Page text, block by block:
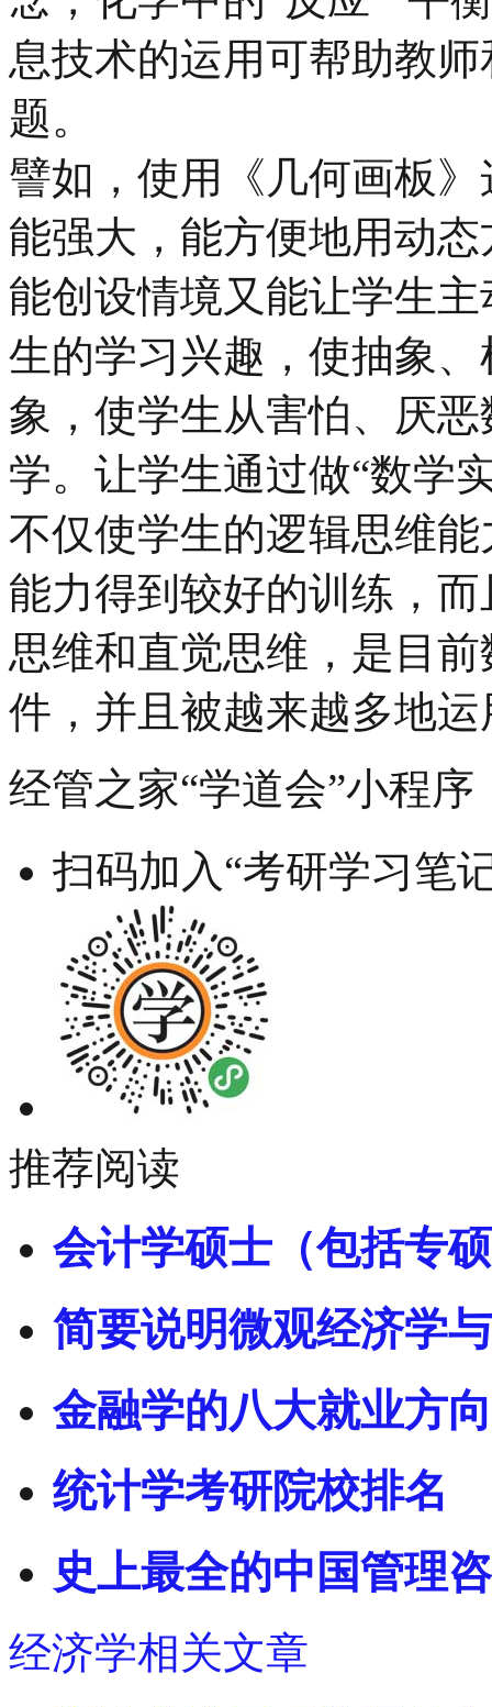
息技术的运用可帮助教
题。
譬如，使用《几何画板
能强大，能方便地用动
能创设情境又能让学生
生的学习兴趣，使抽象
象，使学生从害怕、厌
学。让学生通过做“数学
不仅使学生的逻辑思维
能力得到较好的训练，
思维和直觉思维，是目
件，并且被越来越多地
经管之家“学道会”小程序
扫码加入“考研学习笔
推荐阅读
会计学硕士（包括专
简要说明微观经济学
金融学的八大就业方
统计学考研院校排名
史上最全的中国管理
经济学相关文章